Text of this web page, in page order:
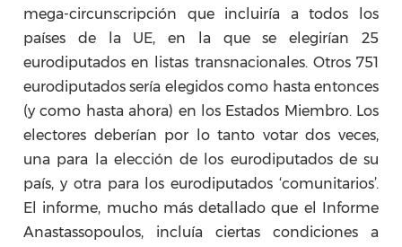
mega-circunscripción que incluiría a todos los
países de la UE, en la que se elegirían 25
eurodiputados en listas transnacionales. Otros 751
eurodiputados sería elegidos como hasta entonces
(y como hasta ahora) en los Estados Miembro. Los
electores deberían por lo tanto votar dos veces,
una para la elección de los eurodiputados de su
país, y otra para los eurodiputados ‘comunitarios’.
El informe, mucho más detallado que el Informe
Anastassopoulos, incluía ciertas condiciones a